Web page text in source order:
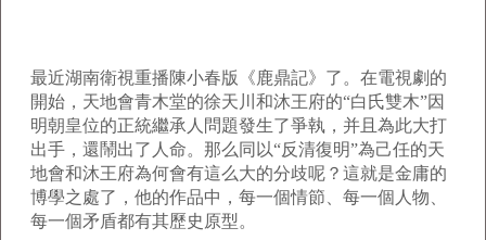
最近湖南衛視重播陳小春版《鹿鼎記》了。在電視劇的
開始，天地會青木堂的徐天川和沐王府的“白氏雙木”因
明朝皇位的正統繼承人問題發生了爭執，并且為此大打
出手，還鬧出了人命。那么同以“反清復明”為己任的天
地會和沐王府為何會有這么大的分歧呢？這就是金庸的
博學之處了，他的作品中，每一個情節、每一個人物、
每一個矛盾都有其歷史原型。